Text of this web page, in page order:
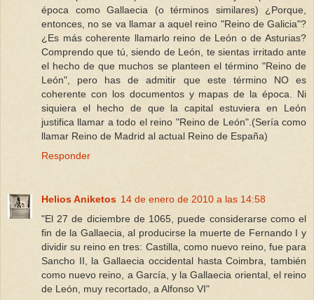
época como Gallaecia (o términos similares) ¿Porque,
entonces, no se va llamar a aquel reino "Reino de Galicia"?
¿Es más coherente llamarlo reino de León o de Asturias?
Comprendo que tú, siendo de León, te sientas irritado ante
el hecho de que muchos se planteen el término "Reino de
León", pero has de admitir que este término NO es
coherente con los documentos y mapas de la época. Ni
siquiera el hecho de que la capital estuviera en León
justifica llamar a todo el reino "Reino de León".(Sería como
llamar Reino de Madrid al actual Reino de España)
Responder
Helios Aniketos 14 de enero de 2010 a las 14:58
"El 27 de diciembre de 1065, puede considerarse como el
fin de la Gallaecia, al producirse la muerte de Fernando I y
dividir su reino en tres: Castilla, como nuevo reino, fue para
Sancho II, la Gallaecia occidental hasta Coimbra, también
como nuevo reino, a García, y la Gallaecia oriental, el reino
de León, muy recortado, a Alfonso VI"